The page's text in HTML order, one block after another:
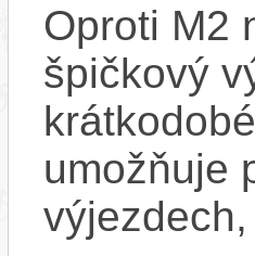
Oproti M2
špičkový
umožňuje